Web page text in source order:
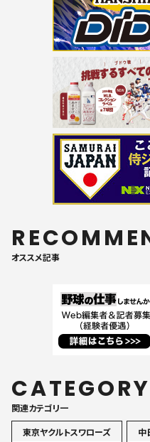
オススメ記事
CATEGORY
関連カテゴリ一
東京ヤクルトスワローズ
中